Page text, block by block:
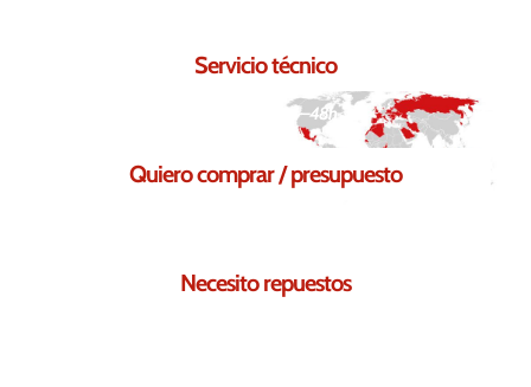
Servicio técnico
Respuesta en 24–48h
Quiero comprar / presupuesto
Necesito repuestos